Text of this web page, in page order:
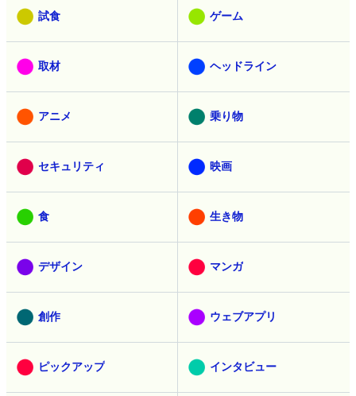
試食 ゲーム
取材 ヘッドライン
アニメ 乗り物
セキュリティ 映画
食 生き物
デザイン マンガ
創作 ウェブアプリ
ピックアップ インタビュー